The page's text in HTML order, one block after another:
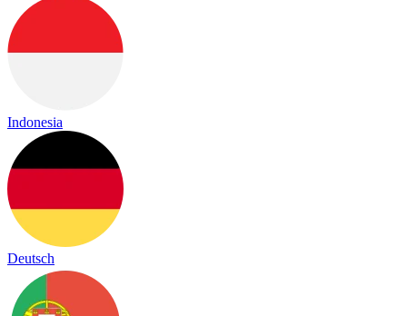
Indonesia
Deutsch